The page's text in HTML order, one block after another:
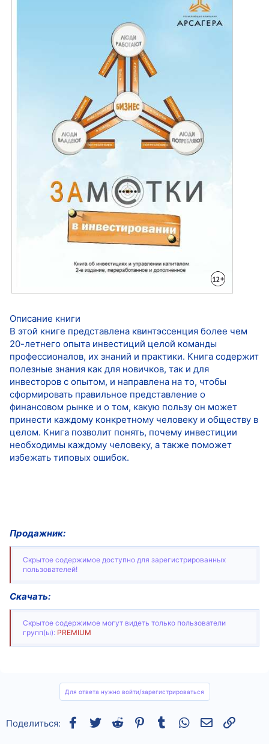
Описание книги
В этой книге представлена квинтэссенция более чем
20-летнего опыта инвестиций целой команды
профессионалов, их знаний и практики. Книга содержит
полезные знания как для новичков, так и для
инвесторов с опытом, и направлена на то, чтобы
сформировать правильное представление о
финансовом рынке и о том, какую пользу он может
принести каждому конкретному человеку и обществу в
целом. Книга позволит понять, почему инвестиции
необходимы каждому человеку, а также поможет
избежать типовых ошибок.
Продажник:
Скрытое содержимое доступно для зарегистрированных
пользователей!
Скачать:
Скрытое содержимое могут видеть только пользователи
групп(ы): PREMIUM
Для ответа нужно войти/зарегистрироваться
Поделиться: Facebook
TwitterReddit Pinterest
Tumblr WhatsAppСсылка